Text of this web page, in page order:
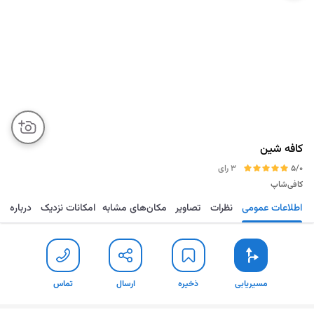
کافه شین
5/0
3 رای
کافی‌شاپ
مسیریابی ذخیره ارسال تماس اطلاعات عمومی نظرات تصاویر مکان‌های مشابه امکانات نزدیک درباره
مسیریابی ذخیره ارسال تماس